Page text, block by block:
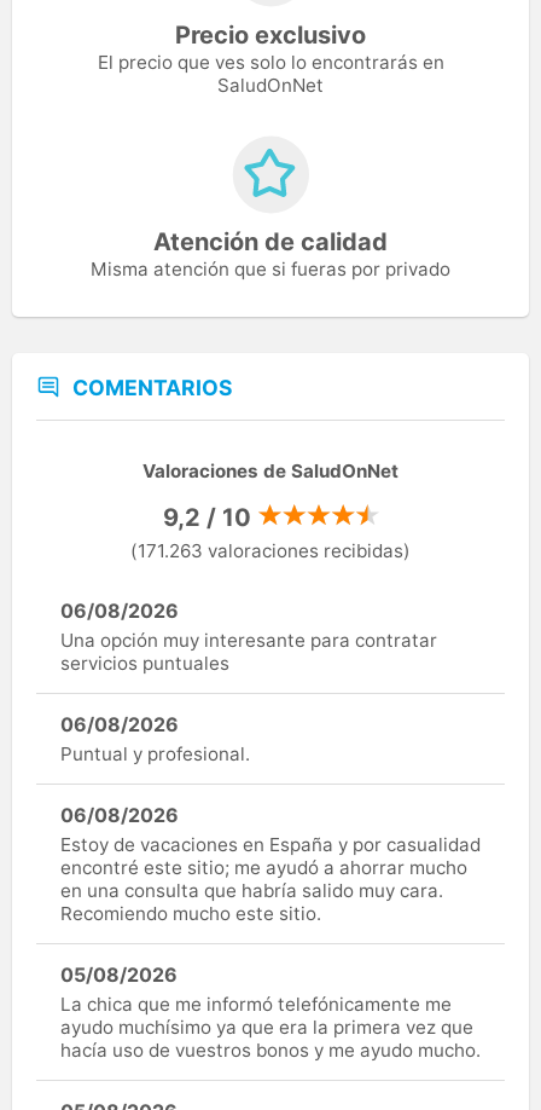
Precio exclusivo
El precio que ves solo lo encontrarás en
SaludOnNet
Atención de calidad
Misma atención que si fueras por privado
COMENTARIOS
Valoraciones de SaludOnNet
9,2 / 10
(171.263 valoraciones recibidas)
06/08/2026
Una opción muy interesante para contratar
servicios puntuales
06/08/2026
Puntual y profesional.
06/08/2026
Estoy de vacaciones en España y por casualidad
encontré este sitio; me ayudó a ahorrar mucho
en una consulta que habría salido muy cara.
Recomiendo mucho este sitio.
05/08/2026
La chica que me informó telefónicamente me
ayudo muchísimo ya que era la primera vez que
hacía uso de vuestros bonos y me ayudo mucho.